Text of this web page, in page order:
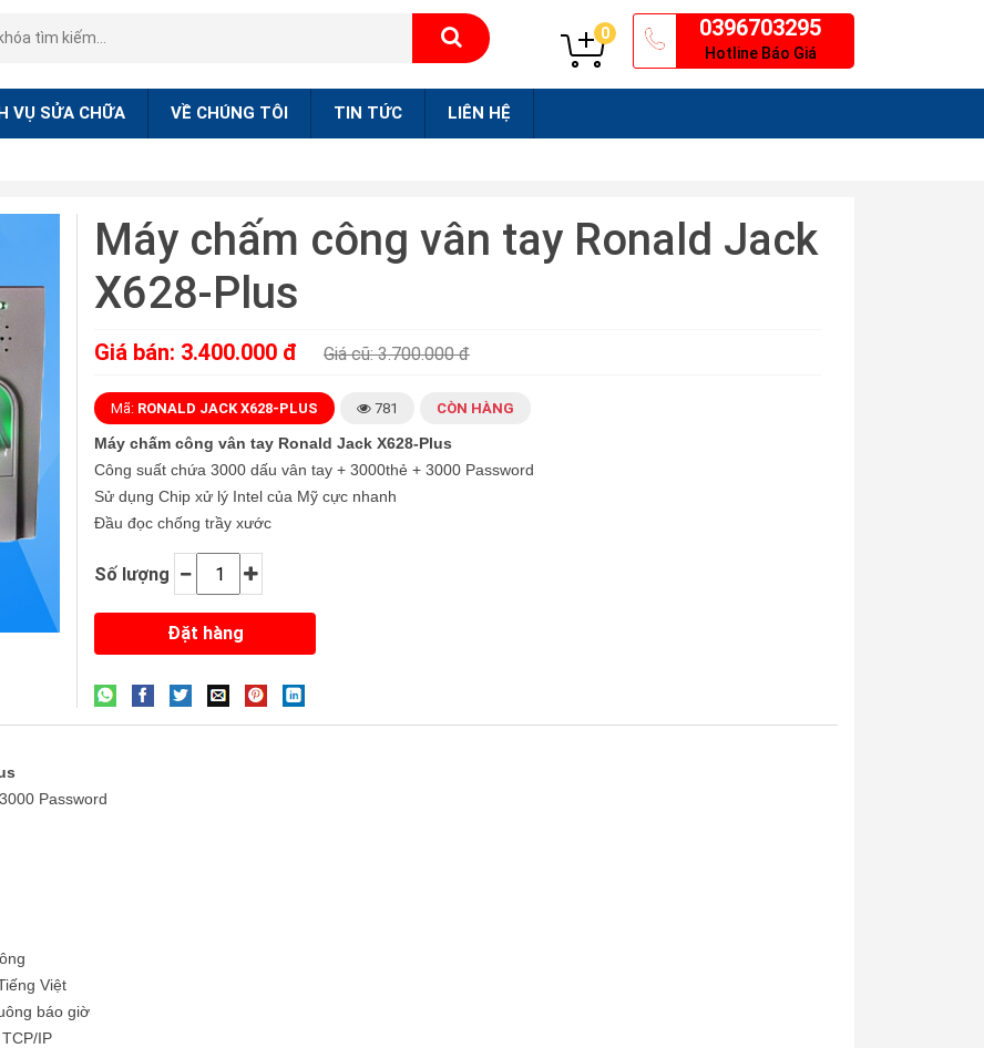
0396703295
Hotline Báo Giá
0
VỤ SỬA CHỮA VỀ CHÚNG TÔI TIN TỨC LIÊN HỆ
Máy chấm công vân tay Ronald Jack
X628-Plus
Giá bán: 3.400.000 đ Giá cũ: 3.700.000 đ
Mã: RONALD JACK X628-PLUS 781 CÒN HÀNG
Máy chấm công vân tay Ronald Jack X628-Plus
Công suất chứa 3000 dấu vân tay + 3000thẻ + 3000 Password
Sử dụng Chip xử lý Intel của Mỹ cực nhanh
Đầu đọc chống trầy xước
Số lượng
Password
Việt
báo giờ
IP